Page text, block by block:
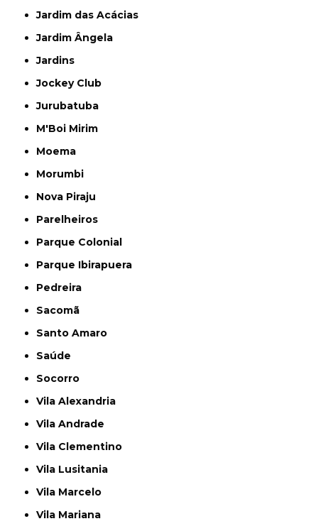
Jardim das Acácias
Jardim Ângela
Jardins
Jockey Club
Jurubatuba
M'Boi Mirim
Moema
Morumbi
Nova Piraju
Parelheiros
Parque Colonial
Parque Ibirapuera
Pedreira
Sacomã
Santo Amaro
Saúde
Socorro
Vila Alexandria
Vila Andrade
Vila Clementino
Vila Lusitania
Vila Marcelo
Vila Mariana